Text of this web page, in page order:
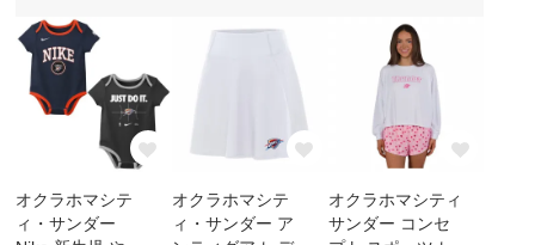
オクラホマシテ
ィ・サンダー
オクラホマシテ
ィ・サンダー ア
オクラホマシティ
サンダー コンセ